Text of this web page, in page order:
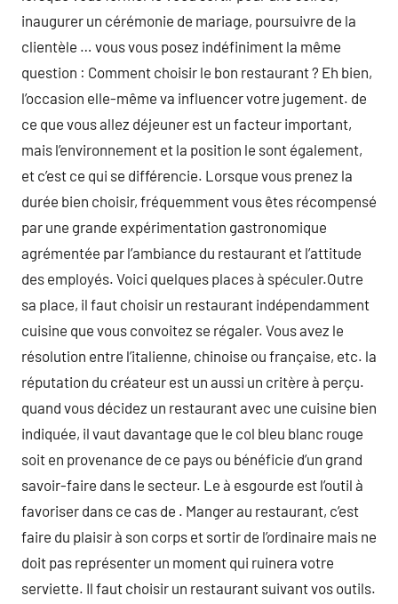
inaugurer un cérémonie de mariage, poursuivre de la
clientèle … vous vous posez indéfiniment la même
question : Comment choisir le bon restaurant ? Eh bien,
l’occasion elle-même va influencer votre jugement. de
ce que vous allez déjeuner est un facteur important,
mais l’environnement et la position le sont également,
et c’est ce qui se différencie. Lorsque vous prenez la
durée bien choisir, fréquemment vous êtes récompensé
par une grande expérimentation gastronomique
agrémentée par l’ambiance du restaurant et l’attitude
des employés. Voici quelques places à spéculer.Outre
sa place, il faut choisir un restaurant indépendamment
cuisine que vous convoitez se régaler. Vous avez le
résolution entre l’italienne, chinoise ou française, etc. la
réputation du créateur est un aussi un critère à perçu.
quand vous décidez un restaurant avec une cuisine bien
indiquée, il vaut davantage que le col bleu blanc rouge
soit en provenance de ce pays ou bénéficie d’un grand
savoir-faire dans le secteur. Le à esgourde est l’outil à
favoriser dans ce cas de . Manger au restaurant, c’est
faire du plaisir à son corps et sortir de l’ordinaire mais ne
doit pas représenter un moment qui ruinera votre
serviette. Il faut choisir un restaurant suivant vos outils.